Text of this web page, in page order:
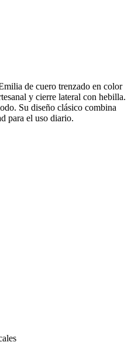
de cuero trenzado en color
y cierre lateral con hebilla.
Su diseño clásico combina
para el uso diario.